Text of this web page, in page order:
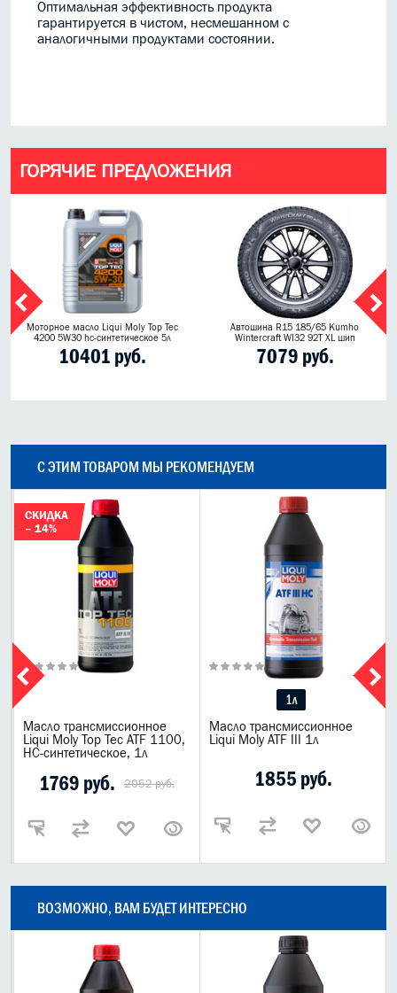
Оптимальная эффективность продукта
гарантируется в чистом, несмешанном с
аналогичными продуктами состоянии.
ГОРЯЧИЕ ПРЕДЛОЖЕНИЯ
Моторное масло Liqui Moly Top Tec
4200 5W30 hc-синтетическое 5л
10401 руб.
Автошина R15 185/65 Kumho
Wintercraft WI32 92T XL шип
7079 руб.
С ЭТИМ ТОВАРОМ МЫ РЕКОМЕНДУЕМ
СКИДКА
– 14%
Масло трансмиссионное
Liqui Moly Top Tec ATF 1100,
НС-синтетическое, 1л
1769 руб. 2052 руб.
1л
Масло трансмиссионное
Liqui Moly ATF III 1л
1855 руб.
ВОЗМОЖНО, ВАМ БУДЕТ ИНТЕРЕСНО